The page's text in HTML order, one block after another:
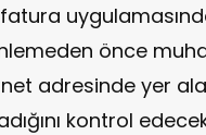
önce
adresinde yer alan
kontrol